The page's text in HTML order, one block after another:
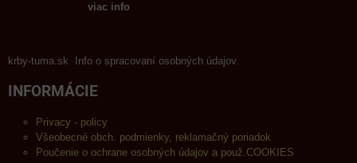
viac info
krby-tuma.sk Info o spracovaní osobných údajov.
INFORMÁCIE
Privacy - policy
Všeobecné obch. podmienky, reklamačný poriadok
Poučenie o ochrane osobných údajov a použ.COOKIES